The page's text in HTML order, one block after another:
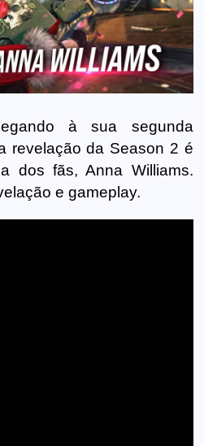
à sua segunda
revelação da Season 2 é
dos fãs, Anna Williams.
e gameplay.